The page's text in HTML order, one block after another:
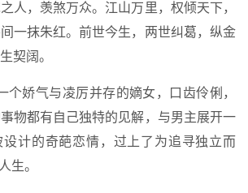
人，羡煞万众。江山万里，权倾天下，
一抹朱红。前世今生，两世纠葛，纵金
契阔。
个娇气与凌厉并存的嫡女，口齿伶俐，
物都有自己独特的见解，与男主展开一
设计的奇葩恋情，过上了为追寻独立而
生。